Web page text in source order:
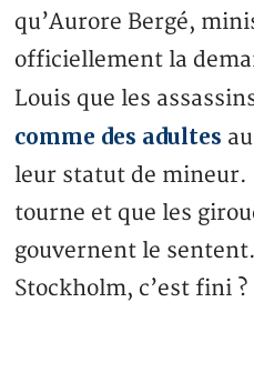
qu’Aurore Bergé,
officiellement la
Louis que les
comme des adultes
leur statut de mineur.
tourne et que les
gouvernent le
Stockholm, c’est fini ?